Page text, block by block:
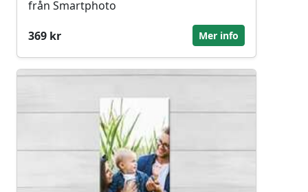
från Smartphoto
369 kr
Mer info